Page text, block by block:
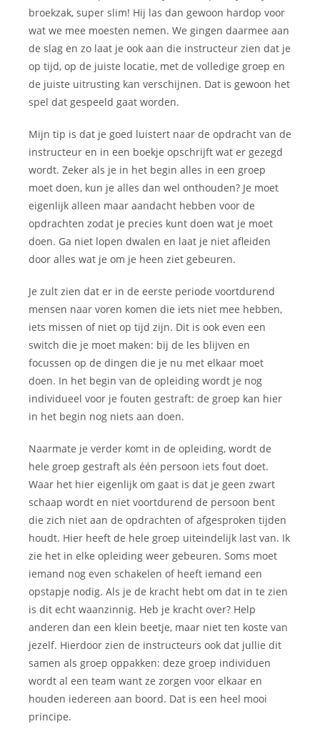
broekzak, super slim! Hij las dan gewoon hardop voor
wat we mee moesten nemen. We gingen daarmee aan
de slag en zo laat je ook aan die instructeur zien dat je
op tijd, op de juiste locatie, met de volledige groep en
de juiste uitrusting kan verschijnen. Dat is gewoon het
spel dat gespeeld gaat worden.
Mijn tip is dat je goed luistert naar de opdracht van de
instructeur en in een boekje opschrijft wat er gezegd
wordt. Zeker als je in het begin alles in een groep
moet doen, kun je alles dan wel onthouden? Je moet
eigenlijk alleen maar aandacht hebben voor de
opdrachten zodat je precies kunt doen wat je moet
doen. Ga niet lopen dwalen en laat je niet afleiden
door alles wat je om je heen ziet gebeuren.
Je zult zien dat er in de eerste periode voortdurend
mensen naar voren komen die iets niet mee hebben,
iets missen of niet op tijd zijn. Dit is ook even een
switch die je moet maken: bij de les blijven en
focussen op de dingen die je nu met elkaar moet
doen. In het begin van de opleiding wordt je nog
individueel voor je fouten gestraft: de groep kan hier
in het begin nog niets aan doen.
Naarmate je verder komt in de opleiding, wordt de
hele groep gestraft als één persoon iets fout doet.
Waar het hier eigenlijk om gaat is dat je geen zwart
schaap wordt en niet voortdurend de persoon bent
die zich niet aan de opdrachten of afgesproken tijden
houdt. Hier heeft de hele groep uiteindelijk last van. Ik
zie het in elke opleiding weer gebeuren. Soms moet
iemand nog even schakelen of heeft iemand een
opstapje nodig. Als je de kracht hebt om dat in te zien
is dit echt waanzinnig. Heb je kracht over? Help
anderen dan een klein beetje, maar niet ten koste van
jezelf. Hierdoor zien de instructeurs ook dat jullie dit
samen als groep oppakken: deze groep individuen
wordt al een team want ze zorgen voor elkaar en
houden iedereen aan boord. Dat is een heel mooi
principe.